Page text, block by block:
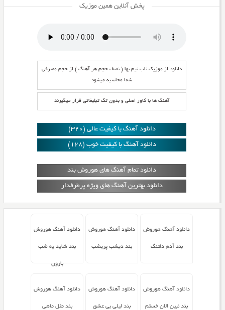
پخش آنلاین همین موزیک
دانلود از موزیک ناب نیم بها ( نصف حجم هر آهنگ ) از حجم مصرفی
شما محاسبه میشود
آهنگ ها با کاور اصلی و بدون تگ تبلیغاتی قرار میگیرند
دانلود آهنگ با کیفیت عالی (320)
دانلود آهنگ با کیفیت خوب (128)
دانلود تمام آهنگ های هوروش بند
دانلود بهترین آهنگ های ویژه پرطرفدار
دانلود آهنگ هوروش
بند آدم دلتنگ
دانلود آهنگ هوروش
بند دیشب پریشب
دانلود آهنگ هوروش
بند شاید یه شب
بارون
دانلود آهنگ هوروش
بند نبین الان خستم
دانلود آهنگ هوروش
بند لیلی بی عشق
دانلود آهنگ هوروش
بند مثل ماهی